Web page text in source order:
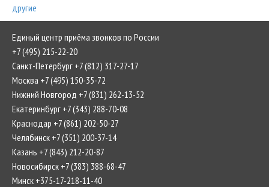
другие
Единый центр приёма звонков по России
+7 (495) 215-22-20
Санкт-Петербург +7 (812) 317-27-17
Москва +7 (495) 150-35-72
Нижний Новгород +7 (831) 262-13-52
Екатеринбург +7 (343) 288-70-08
Краснодар +7 (861) 202-50-27
Челябинск +7 (351) 200-37-14
Казань +7 (843) 212-20-87
Новосибирск +7 (383) 388-68-47
Минск +375-17-218-11-40